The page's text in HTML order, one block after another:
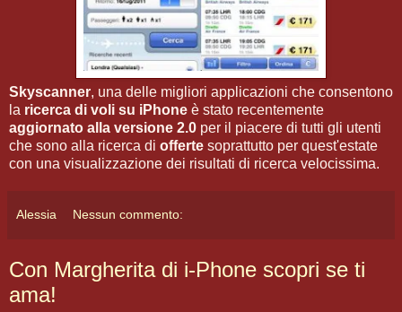
Skyscanner, una delle migliori applicazioni che consentono
la ricerca di voli su iPhone è stato recentemente
aggiornato alla versione 2.0 per il piacere di tutti gli utenti
che sono alla ricerca di offerte soprattutto per quest'estate
con una visualizzazione dei risultati di ricerca velocissima.
Alessia Nessun commento:
Con Margherita di i-Phone scopri se ti
ama!